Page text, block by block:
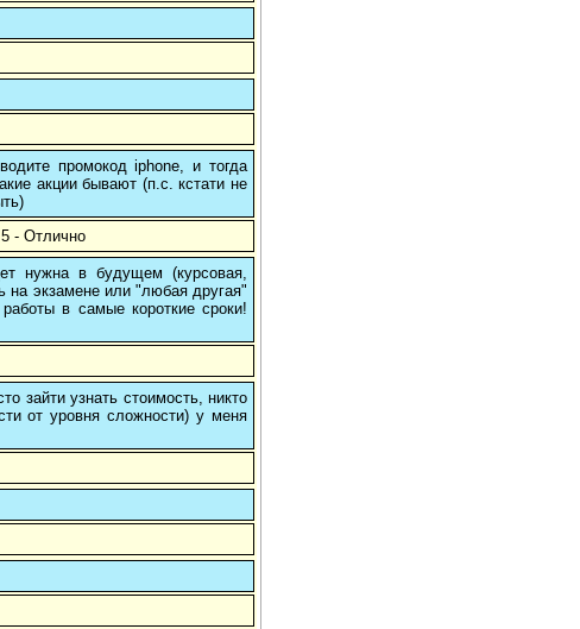
промокод iphone, и тогда
акции бывают (п.с. кстати не
- Отлично
нужна в будущем (курсовая,
на экзамене или "любая другая"
в самые короткие сроки!
зайти узнать стоимость, никто
от уровня сложности) у меня